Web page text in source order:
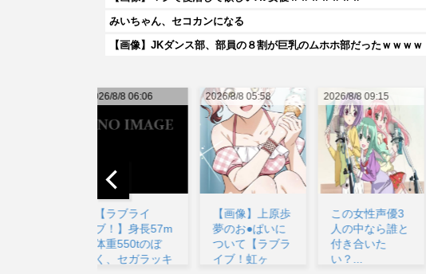
みいちゃん、セコカンになる
【画像】JKダンス部、部員の８割が巨乳のムホホ部だったｗｗｗｗ
2026/8/8 09:15
この女性声優3
人の中なら誰と
付き合いた
い？...
2026/8/8 09:13
映画ちいかわ、
声優インタビュ
ーが公開され
2026/8/8 05:58
【画像】上原歩
夢のお●ぱいに
ついて【ラブラ
イブ！虹ヶ